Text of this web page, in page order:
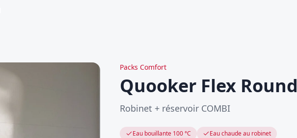
Packs Comfort
Quooker Flex Round
Robinet + réservoir COMBI
Eau bouillante 100 °C Eau chaude au robinet